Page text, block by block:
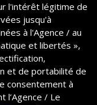
l'intérêt légitime de
jusqu'à
à l'Agence / au
et libertés »,
et de portabilité de
consentement à
l’Agence / Le